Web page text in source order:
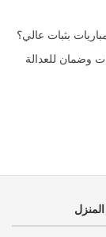
وضمان للعدالة
المنزل